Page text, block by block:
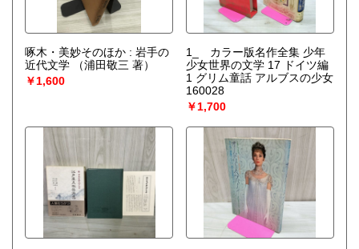
啄木・美妙そのほか : 岩手の
近代文学
（浦田敬三 著）
￥1,600
1_ カラー版名作全集 少年
少女世界の文学 17 ドイツ編
1 グリム童話 アルブスの少女
160028
￥1,700